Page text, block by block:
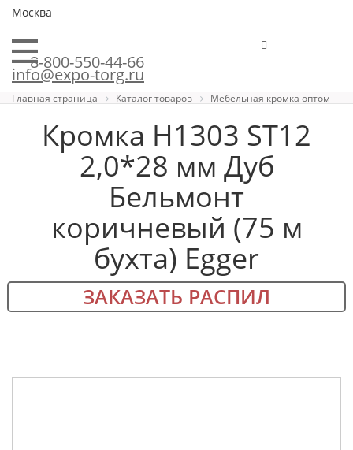
Москва
8-800-550-44-66
info@expo-torg.ru
Главная страница Каталог товаров Мебельная кромка оптом
Кромка H1303 ST12
2,0*28 мм Дуб
Бельмонт
коричневый (75 м
бухта) Egger
ЗАКАЗАТЬ РАСПИЛ